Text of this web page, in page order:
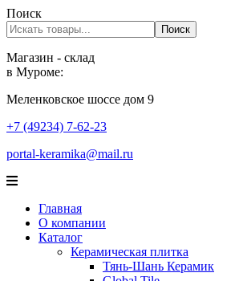
Поиск
Поиск
Магазин - склад
в Муроме:
Меленковское шоссе дом 9
+7 (49234) 7-62-23
portal-keramika@mail.ru
Главная
О компании
Каталог
Керамическая плитка
Тянь-Шань Керамик